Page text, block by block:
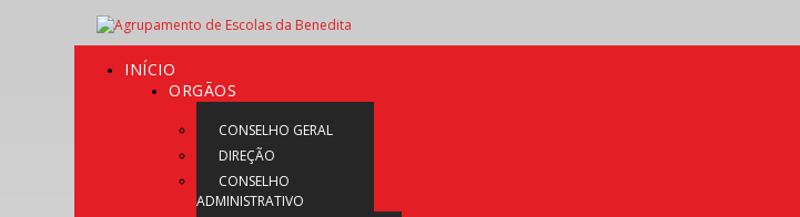
INÍCIO
ORGÃOS
CONSELHO GERAL
DIREÇÃO
CONSELHO
ADMINISTRATIVO